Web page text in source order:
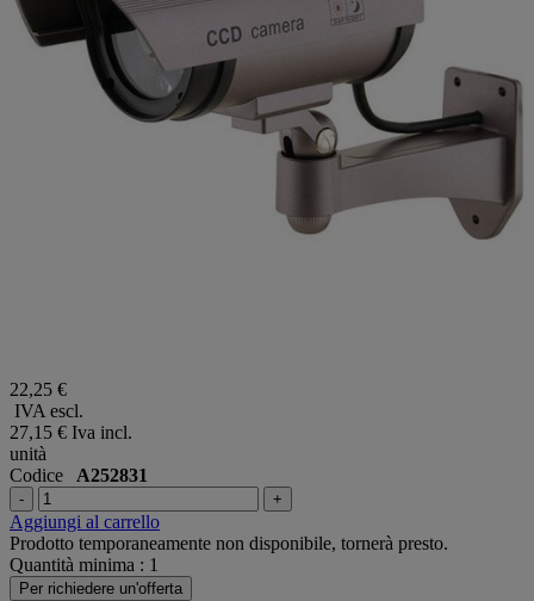
22,25 €
IVA escl.
27,15 € Iva incl.
unità
Codice A252831
- +
Aggiungi al carrello
Prodotto temporaneamente non disponibile, tornerà presto.
Quantità minima : 1
Per richiedere un'offerta